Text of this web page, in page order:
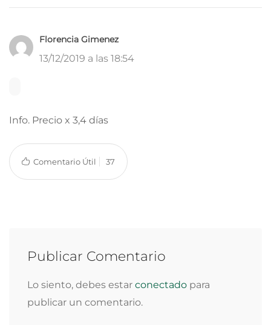
Florencia Gimenez
13/12/2019 a las 18:54
Info. Precio x 3,4 días
Comentario Útil 37
Publicar Comentario
Lo siento, debes estar conectado para
publicar un comentario.